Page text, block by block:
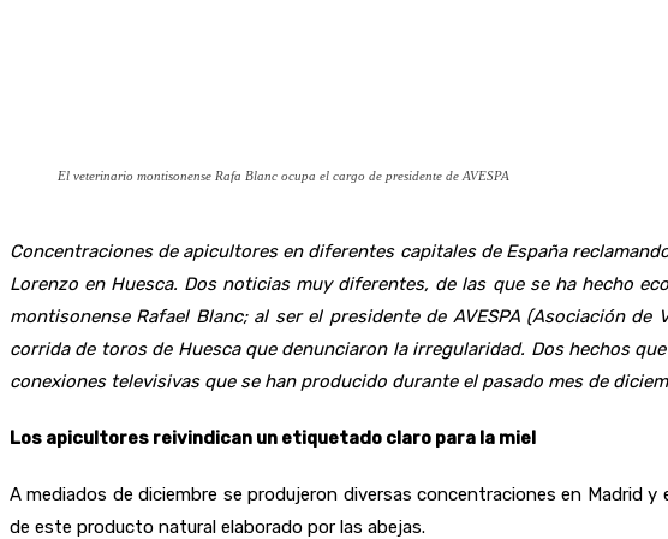
El veterinario montisonense Rafa Blanc ocupa el cargo de presidente de AVESPA
Concentraciones de apicultores en diferentes capitales de España
Lorenzo en Huesca. Dos noticias muy diferentes, de las que se ha hecho
montisonense Rafael Blanc; al ser el presidente de AVESPA (Asociación
corrida de toros de Huesca que denunciaron la irregularidad. Dos hechos
conexiones televisivas que se han producido durante el pasado mes de
Los apicultores reivindican un etiquetado claro para la miel
A mediados de diciembre se produjeron diversas concentraciones en Madrid
de este producto natural elaborado por las abejas.